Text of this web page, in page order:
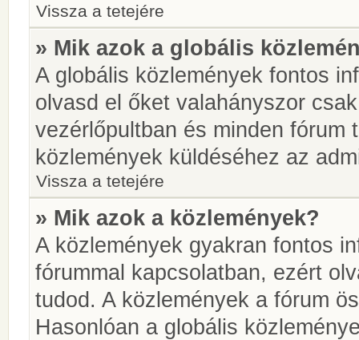
Vissza a tetejére
» Mik azok a globális
A globális közlemények fontos
olvasd el őket valahányszor
vezérlőpultban és minden fórum
közlemények küldéséhez az
Vissza a tetejére
» Mik azok a közlemények?
A közlemények gyakran fontos
fórummal kapcsolatban, ezért
tudod. A közlemények a fórum
Hasonlóan a globális